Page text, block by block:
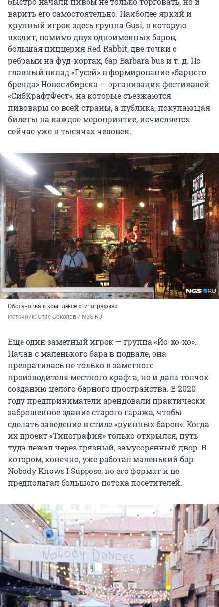
варить его самостоятельно. Наиболее яркий и
крупный игрок здесь группа Gusi, в которую
входит, помимо двух одноименных баров,
большая пиццерия Red Rabbit, две точки с
ребрами на фуд-кортах, бар Barbara bus и т. д. Но
главный вклад «Гусей» в формирование «барного
бренда» Новосибирска — организация фестивалей
«СибКрафтФест», на которые съезжаются
пивовары со всей страны, а публика, покупающая
билеты на каждое мероприятие, исчисляется
сейчас уже в тысячах человек.
Обстановка в комплексе «Типография»
Источник: Стас Соколов / NGS.RU
Еще один заметный игрок — группа «Йо-хо-хо».
Начав с маленького бара в подвале, она
превратилась не только в заметного
производителя местного крафта, но и дала толчок
созданию целого барного пространства. В 2020
году предприниматели арендовали практически
заброшенное здание старого гаража, чтобы
сделать заведение в стиле «руинных баров». Когда
их проект «Типография» только открылся, путь
туда лежал через грязный, замусоренный двор. В
котором, конечно, уже работал маленький бар
Nobody Knows I Suppose, но его формат и не
предполагал большого потока посетителей.